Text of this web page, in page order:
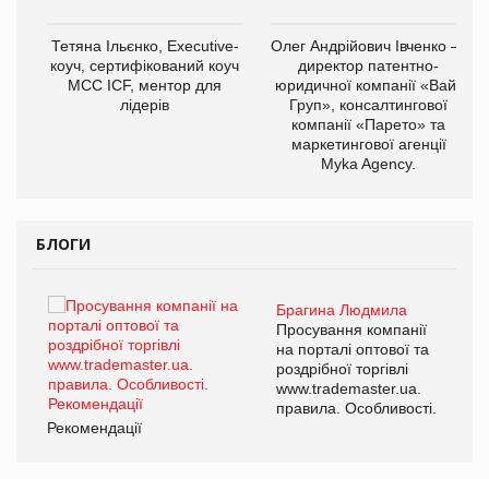
Тетяна Ільєнко, Executive-
коуч, сертифікований коуч
МСС ICF, ментор для
лідерів
Олег Андрійович Івченко —
директор патентно-
юридичної компанії «Вайз
Груп», консалтингової
компанії «Парето» та
маркетингової агенції
Myka Agency.
БЛОГИ
Брагина Людмила
Просування компанії
на порталі оптової та
роздрібної торгівлі
www.trademaster.ua.
правила. Особливості.
Рекомендації